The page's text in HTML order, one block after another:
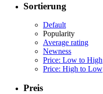
Sortierung
Default
Popularity
Average rating
Newness
Price: Low to High
Price: High to Low
Preis